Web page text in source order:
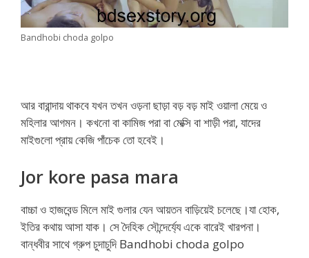
Bandhobi choda golpo
আর বারান্দায় থাকবে যখন তখন ওড়না ছাড়া বড় বড় মাই ওয়ালা মেয়ে ও
মহিলার আগমন। কখনো বা কামিজ পরা বা মেক্সি বা শাড়ী পরা, যাদের
মাইগুলো প্রায় কেজি পাঁচেক তো হবেই।
Jor kore pasa mara
বাচ্চা ও হাজবেন্ড মিলে মাই গুলার যেন আয়তন বাড়িয়েই চলেছে।যা হোক,
ইতির কথায় আসা যাক। সে দৈহিক সৌন্দের্য্যে একে বারেই খারপনা।
বান্ধবীর সাথে গ্রুপ চুদাচুদি Bandhobi choda golpo